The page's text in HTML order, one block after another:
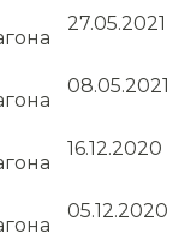
27.05.2021
08.05.2021
16.12.2020
05.12.2020